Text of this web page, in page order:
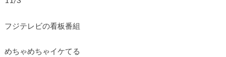
フジテレビの看板番組
めちゃめちゃイケてる